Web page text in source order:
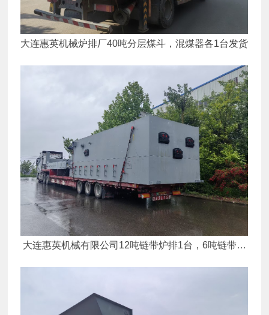
大连惠英机械炉排厂40吨分层煤斗，混煤器各1台发货
大连惠英机械有限公司12吨链带炉排1台，6吨链带炉